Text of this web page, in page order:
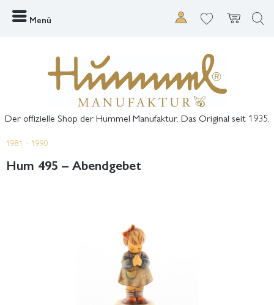
Menü
Der offizielle Shop der Hummel Manufaktur. Das Original seit 1935.
1981 - 1990
Hum 495 – Abendgebet